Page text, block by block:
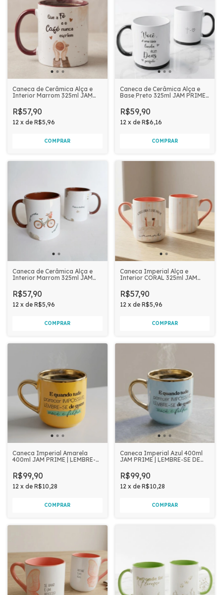
Caneca de Cerâmica Alça e
Interior Marrom 325ml JAM
NUNCA ESFRIEM
R$57,90
12 x de R$5,96
Caneca de Cerâmica Alça e
Base Preto 325ml JAM PRIME -
R$59,90
12 x de R$6,16
Caneca de Cerâmica Alça e
Interior Marrom 325ml JAM
ENFRENTE
R$57,90
12 x de R$5,96
Caneca Imperial Alça e
Interior CORAL 325ml JAM
LIVRE PARA ME AMAR
R$57,90
12 x de R$5,96
Caneca Imperial Amarela
400ml JAM PRIME | LEMBRE-
R$99,90
12 x de R$10,28
Caneca Imperial Azul 400ml
JAM PRIME | LEMBRE-SE DE
R$99,90
12 x de R$10,28